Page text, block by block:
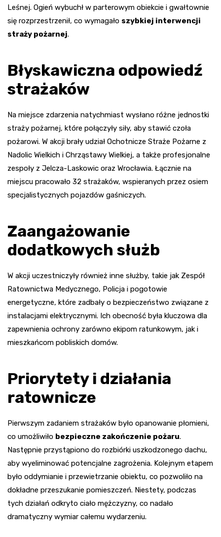
Leśnej. Ogień wybuchł w parterowym obiekcie i gwałtownie
się rozprzestrzenił, co wymagało szybkiej interwencji
straży pożarnej.
Błyskawiczna odpowiedź
strażaków
Na miejsce zdarzenia natychmiast wysłano różne jednostki
straży pożarnej, które połączyły siły, aby stawić czoła
pożarowi. W akcji brały udział Ochotnicze Straże Pożarne z
Nadolic Wielkich i Chrząstawy Wielkiej, a także profesjonalne
zespoły z Jelcza-Laskowic oraz Wrocławia. Łącznie na
miejscu pracowało 32 strażaków, wspieranych przez osiem
specjalistycznych pojazdów gaśniczych.
Zaangażowanie
dodatkowych służb
W akcji uczestniczyły również inne służby, takie jak Zespół
Ratownictwa Medycznego, Policja i pogotowie
energetyczne, które zadbały o bezpieczeństwo związane z
instalacjami elektrycznymi. Ich obecność była kluczowa dla
zapewnienia ochrony zarówno ekipom ratunkowym, jak i
mieszkańcom pobliskich domów.
Priorytety i działania
ratownicze
Pierwszym zadaniem strażaków było opanowanie płomieni,
co umożliwiło bezpieczne zakończenie pożaru.
Następnie przystąpiono do rozbiórki uszkodzonego dachu,
aby wyeliminować potencjalne zagrożenia. Kolejnym etapem
było oddymianie i przewietrzanie obiektu, co pozwoliło na
dokładne przeszukanie pomieszczeń. Niestety, podczas
tych działań odkryto ciało mężczyzny, co nadało
dramatyczny wymiar całemu wydarzeniu.